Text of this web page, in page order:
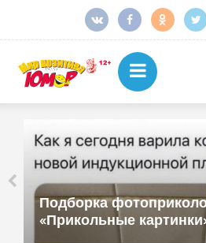
Подборка
«Прикольные